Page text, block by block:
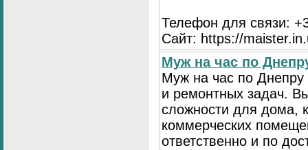
Телефон для связи:
Сайт: https://
Муж на час по
Муж на час по
и ремонтных задач.
сложности для дома,
коммерческих
ответственно и по